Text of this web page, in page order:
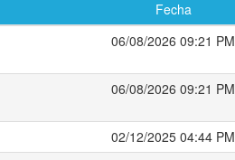
Fecha
06/08/2026 09:21 PM
06/08/2026 09:21 PM
02/12/2025 04:44 PM